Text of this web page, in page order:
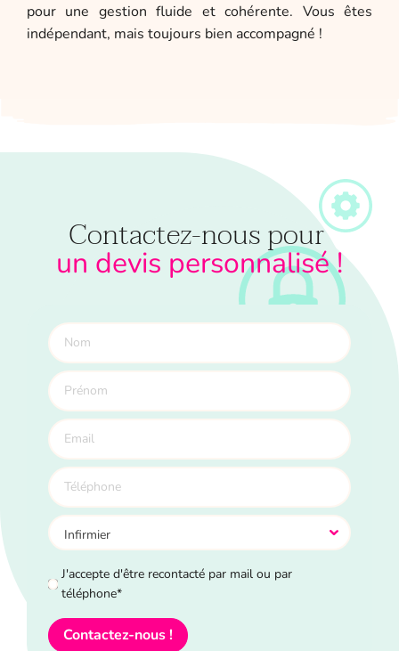
pour une gestion fluide et cohérente. Vous êtes
indépendant, mais toujours bien accompagné !
Contactez-nous pour
un devis personnalisé !
J'accepte d'être recontacté par mail ou par
téléphone*